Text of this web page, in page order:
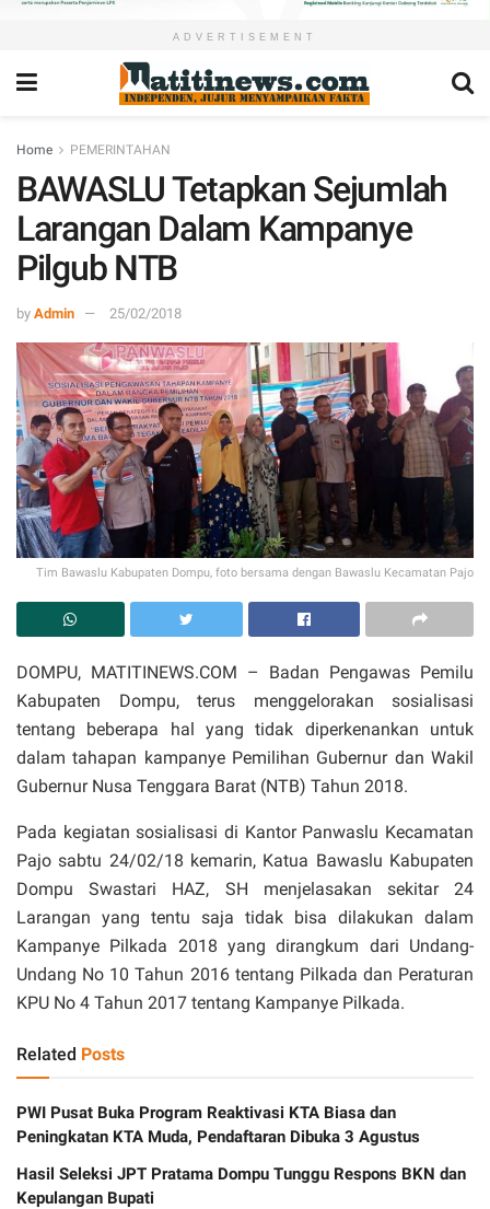
ADVERTISEMENT
Home PEMERINTAHAN
BAWASLU Tetapkan Sejumlah
Larangan Dalam Kampanye
Pilgub NTB
by Admin 25/02/2018
Tim Bawaslu Kabupaten Dompu, foto bersama dengan Bawaslu Kecamatan Pajo
DOMPU, MATITINEWS.COM – Badan Pengawas Pemilu
Kabupaten Dompu, terus menggelorakan sosialisasi
tentang beberapa hal yang tidak diperkenankan untuk
dalam tahapan kampanye Pemilihan Gubernur dan Wakil
Gubernur Nusa Tenggara Barat (NTB) Tahun 2018.
Pada kegiatan sosialisasi di Kantor Panwaslu Kecamatan
Pajo sabtu 24/02/18 kemarin, Katua Bawaslu Kabupaten
Dompu Swastari HAZ, SH menjelasakan sekitar 24
Larangan yang tentu saja tidak bisa dilakukan dalam
Kampanye Pilkada 2018 yang dirangkum dari Undang-
Undang No 10 Tahun 2016 tentang Pilkada dan Peraturan
KPU No 4 Tahun 2017 tentang Kampanye Pilkada.
Related Posts
PWI Pusat Buka Program Reaktivasi KTA Biasa dan
Peningkatan KTA Muda, Pendaftaran Dibuka 3 Agustus
Hasil Seleksi JPT Pratama Dompu Tunggu Respons BKN dan
Kepulangan Bupati